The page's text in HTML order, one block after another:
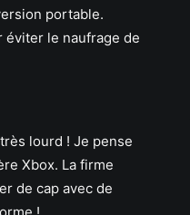
portable.
éviter le naufrage de
lourd ! Je pense
Xbox. La firme
de cap avec de